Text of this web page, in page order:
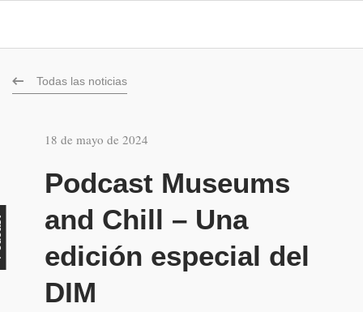
Todas las noticias
18 de mayo de 2024
Podcast Museums
and Chill – Una
edición especial del
DIM